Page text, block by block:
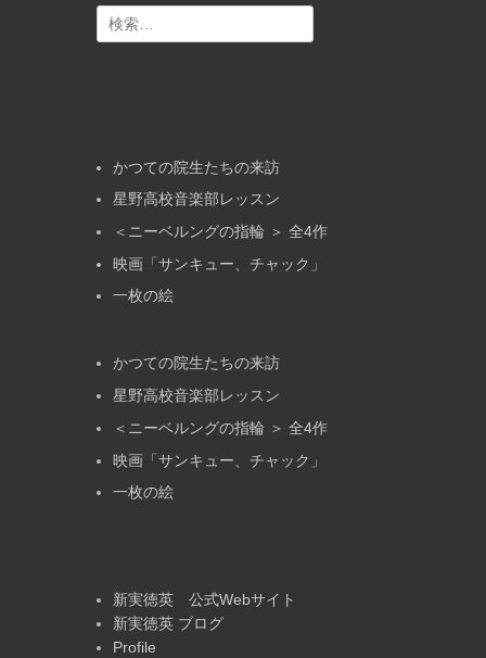
シ
ョ索:
かつての院生たちの来訪
星野高校音楽部レッスン
＜ニーベルングの指輪 ＞ 全4作
映画「サンキュー、チャック」
一枚の絵
かつての院生たちの来訪
星野高校音楽部レッスン
＜ニーベルングの指輪 ＞ 全4作
映画「サンキュー、チャック」
一枚の絵
新実徳英 公式Webサイト
新実徳英 ブログ
Profile